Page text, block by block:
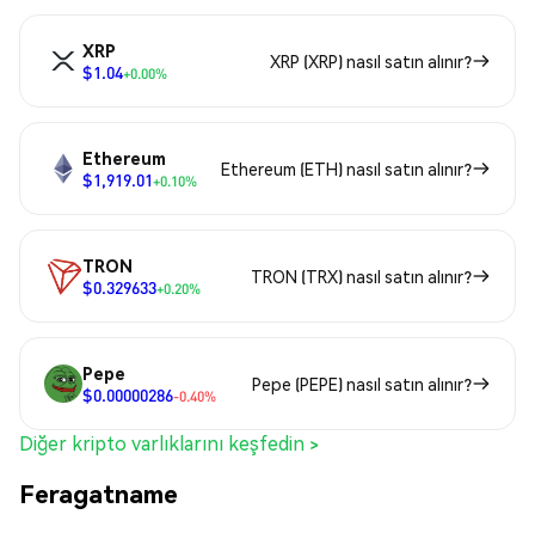
XRP
$1.04+0.00%
XRP (XRP) nasıl satın alınır?
Ethereum
$1,919.01+0.10%
Ethereum (ETH) nasıl satın alınır?
TRON
$0.329633+0.20%
TRON (TRX) nasıl satın alınır?
Pepe
$0.00000286-0.40%
Pepe (PEPE) nasıl satın alınır?
Diğer kripto varlıklarını keşfedin >
Feragatname